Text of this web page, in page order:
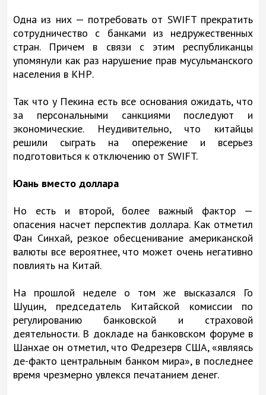
Одна из них — потребовать от SWIFT прекратить
сотрудничество с банками из недружественных
стран. Причем в связи с этим республиканцы
упомянули как раз нарушение прав мусульманского
населения в КНР.
Так что у Пекина есть все основания ожидать, что
за персональными санкциями последуют и
экономические. Неудивительно, что китайцы
решили сыграть на опережение и всерьез
подготовиться к отключению от SWIFT.
Юань вместо доллара
Но есть и второй, более важный фактор —
опасения насчет перспектив доллара. Как отметил
Фан Синхай, резкое обесценивание американской
валюты все вероятнее, что может очень негативно
повлиять на Китай.
На прошлой неделе о том же высказался Го
Шуцин, председатель Китайской комиссии по
регулированию банковской и страховой
деятельности. В докладе на банковском форуме в
Шанхае он отметил, что Федрезерв США, «являясь
де-факто центральным банком мира», в последнее
время чрезмерно увлекся печатанием денег.